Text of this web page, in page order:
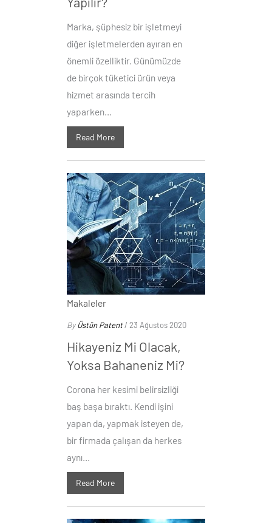
Marka, şüphesiz bir işletmeyi
diğer işletmelerden ayıran en
önemli özelliktir. Günümüzde
de birçok tüketici ürün veya
hizmet arasında tercih
yaparken...
Read More
Makaleler
ByÜstün Patent/ 23 Ağustos 2020
Hikayeniz Mi Olacak,
Yoksa Bahaneniz Mi?
Corona her kesimi belirsizliği
baş başa bıraktı. Kendi işini
yapan da, yapmak isteyen de,
bir firmada çalışan da herkes
aynı...
Read More